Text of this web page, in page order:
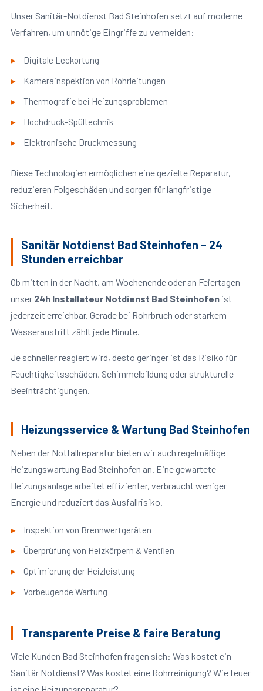
Unser Sanitär-Notdienst Bad Steinhofen setzt auf moderne
Verfahren, um unnötige Eingriffe zu vermeiden:
Digitale Leckortung
Kamerainspektion von Rohrleitungen
Thermografie bei Heizungsproblemen
Hochdruck-Spültechnik
Elektronische Druckmessung
Diese Technologien ermöglichen eine gezielte Reparatur,
reduzieren Folgeschäden und sorgen für langfristige
Sicherheit.
Sanitär Notdienst Bad Steinhofen – 24
Stunden erreichbar
Ob mitten in der Nacht, am Wochenende oder an Feiertagen –
unser 24h Installateur Notdienst Bad Steinhofenist
jederzeit erreichbar. Gerade bei Rohrbruch oder starkem
Wasseraustritt zählt jede Minute.
Je schneller reagiert wird, desto geringer ist das Risiko für
Feuchtigkeitsschäden, Schimmelbildung oder strukturelle
Beeinträchtigungen.
Heizungsservice & Wartung Bad Steinhofen
Neben der Notfallreparatur bieten wir auch regelmäßige
Heizungswartung Bad Steinhofen an. Eine gewartete
Heizungsanlage arbeitet effizienter, verbraucht weniger
Energie und reduziert das Ausfallrisiko.
Inspektion von Brennwertgeräten
Überprüfung von Heizkörpern & Ventilen
Optimierung der Heizleistung
Vorbeugende Wartung
Transparente Preise & faire Beratung
Viele Kunden Bad Steinhofen fragen sich: Was kostet ein
Sanitär Notdienst? Was kostet eine Rohrreinigung? Wie teuer